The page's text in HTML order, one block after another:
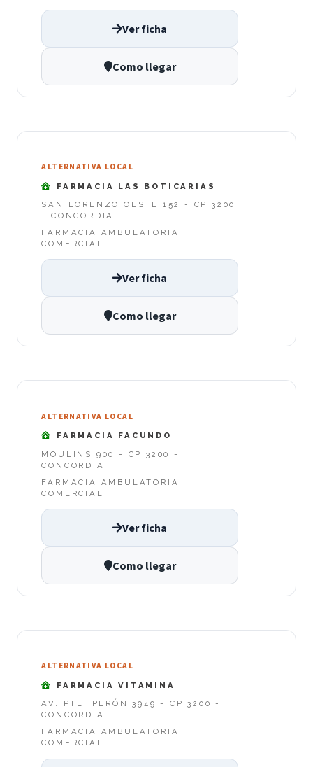
Ver ficha
Como llegar
ALTERNATIVA LOCAL
FARMACIA LAS BOTICARIAS
SAN LORENZO OESTE 152 - CP 3200
- CONCORDIA
FARMACIA AMBULATORIA
COMERCIAL
Ver ficha
Como llegar
ALTERNATIVA LOCAL
FARMACIA FACUNDO
MOULINS 900 - CP 3200 -
CONCORDIA
FARMACIA AMBULATORIA
COMERCIAL
Ver ficha
Como llegar
ALTERNATIVA LOCAL
FARMACIA VITAMINA
AV. PTE. PERÓN 3949 - CP 3200 -
CONCORDIA
FARMACIA AMBULATORIA
COMERCIAL